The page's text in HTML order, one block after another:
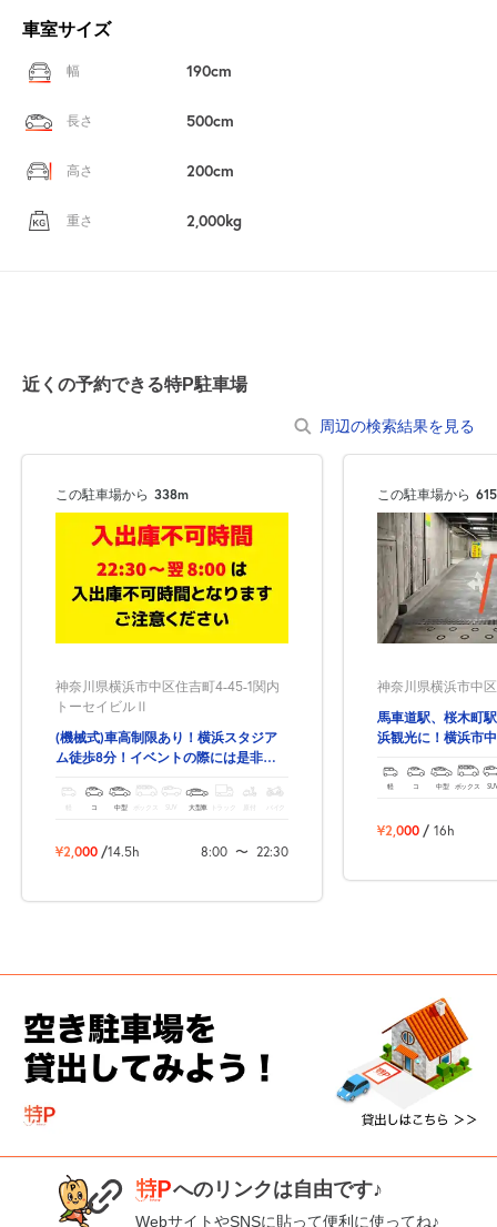
車室サイズ
幅 190cm
長さ 500cm
高さ 200cm
重さ 2,000kg
近くの予約できる特P駐車場
周辺の検索結果を見る
この駐車場から 338m
神奈川県横浜市中区住吉町4-45-1関内
トーセイビルⅡ
(機械式)車高制限あり！横浜スタジア
ム徒歩8分！イベントの際には是非！
軽 コ 中型 ボックス SUV 大型車 トラック バイク
¥2,000 /14.5h 8:00 〜 22:30
この駐車場から
神奈川県横浜市中
馬車道駅、桜木町
浜観光に！横浜市
軽 コ 中型 ボックス
¥2,000 / 16h
へのリンクは自由です♪
WebサイトやSNSに貼って便利に使ってね♪